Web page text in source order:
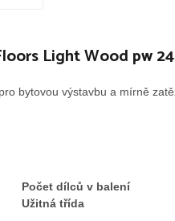
Light Wood pw
bytovou výstavbu a mírně
Počet dílců v balení
Užitná třída